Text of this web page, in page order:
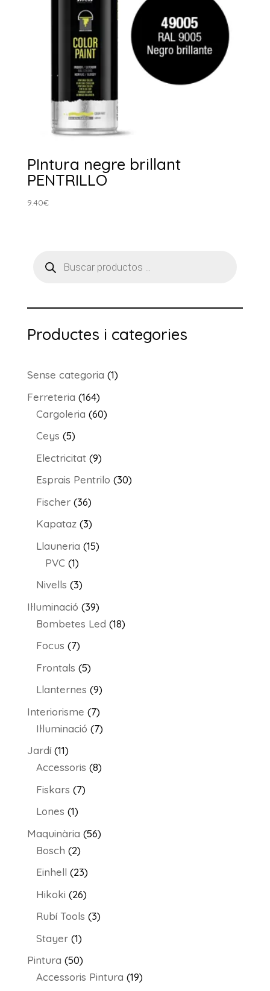
PIntura negre brillant
PENTRILLO
9.40€
search
Productes i categories
Sense categoria 11
Ferreteria 164164
productes
Cargoleria 6060
Ceys 55
productes
Electricitat 99
productes
Esprais Pentrilo 3030
Fischer 3636
productes
Kapataz 33
productes
Llauneria 1515
PVC 11
producte
Nivells 33
productes
Il·luminació 3939
productes
Bombetes Led 1818
Focus 77
productes
Frontals 55
productes
Llanternes 99
Interiorisme 77
productes
Il·luminació 77
Jardí 1111
productes
Accessoris 88
Fiskars 77
Lones 11
producte
Maquinària 5656
Bosch 22
productes
Einhell 2323
productes
Hikoki 2626
productes
Rubí Tools 33
Stayer 11
producte
Pintura 5050
productes
Accessoris Pintura 1919